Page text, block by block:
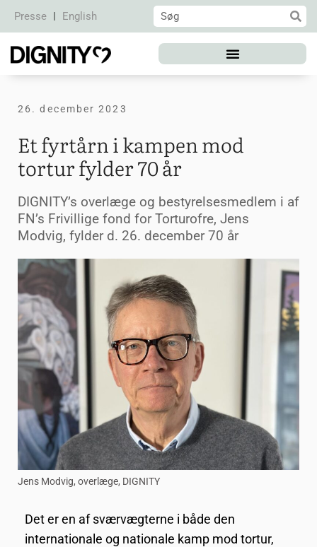
Presse English
26. december 2023
Et fyrtårn i kampen mod
tortur fylder 70 år
DIGNITY’s overlæge og bestyrelsesmedlem i af
FN’s Frivillige fond for Torturofre, Jens
Modvig, fylder d. 26. december 70 år
Jens Modvig, overlæge, DIGNITY
Det er en af sværvægterne i både den
internationale og nationale kamp mod tortur,